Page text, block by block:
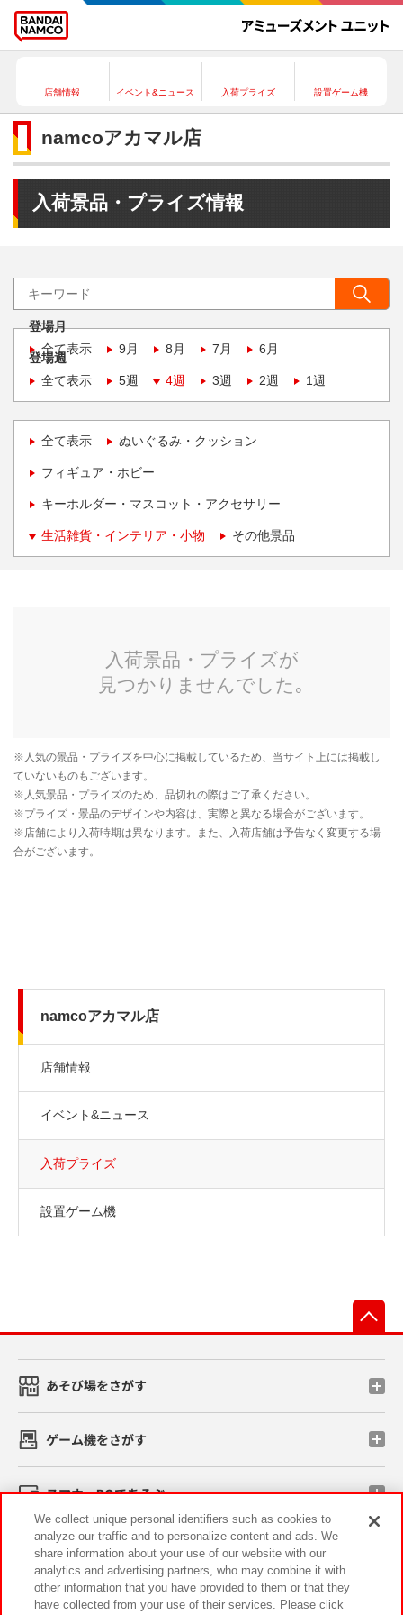
店舗情報 イベント&ニュース 入荷プライズ 設置ゲーム機
namcoアカマル店
入荷景品・プライズ情報
登場月
全て表示
9月 8月 7月 6月
登場週
全て表示
5週 4週 3週 2週 1週
全て表示 ぬいぐるみ・クッション
フィギュア・ホビー
キーホルダー・マスコット・アクセサリー
生活雑貨・インテリア・小物 その他景品
namcoアカマル店
店舗情報
イベント&ニュース
入荷プライズ
設置ゲーム機
あそび場をさがす
ゲーム機をさがす
スマホ・PCであそぶ
イベント・キャンペーン
We collect unique personal identifiers such as cookies to
analyze our traffic and to personalize content and ads. We
share information about your use of our website with our
analytics and advertising partners, who may combine it with
other information that you have provided to them or that they
have collected from your use of their services. Please click